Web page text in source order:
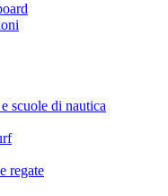
scuole di nautica
regate